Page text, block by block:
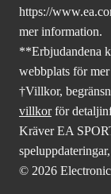
https://
mer information.
**Erbjudandena
webbplats för
†Villkor,
villkorför
Kräver EA
© 2026